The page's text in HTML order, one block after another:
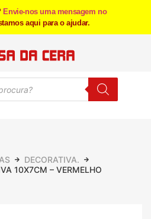
Envie-nos uma mensagem no
aqui para o ajudar.
DECORATIVA.
10X7CM – VERMELHO